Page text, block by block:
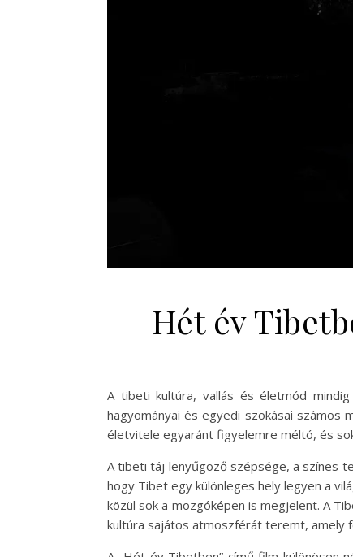
Hét év
A tibeti kultúra, vallás és életmód
hagyományai és egyedi szokásai
életvitele egyaránt figyelemre méltó, és
A tibeti táj lenyűgöző szépsége, a színes
hogy Tibet egy különleges hely legyen a
közül sok a mozgóképen is megjelent. A
kultúra sajátos atmoszférát teremt, amely